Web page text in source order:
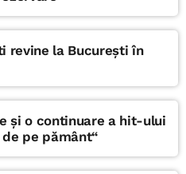
revine la București în
și o continuare a hit-ului
pe pământ“